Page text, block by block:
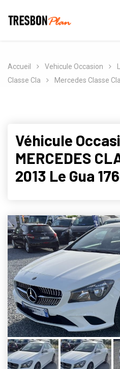
Accueil Vehicule Occasion
Classe Cla
Mercedes Classe
Véhicule
MERCEDES
2013 Le Gua